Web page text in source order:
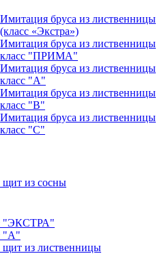
Имитация бруса из лиственницы
(класс «Экстра»)
Имитация бруса из лиственницы
класс "ПРИМА"
Имитация бруса из лиственницы
класс "А"
Имитация бруса из лиственницы
класс "B"
Имитация бруса из лиственницы
класс "C"
из сосны
"ЭКСТРА"
"А"
из лиственницы